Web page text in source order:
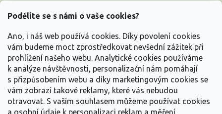
Podělíte se s námi o vaše cookies?
Ano, i náš web používá cookies. Díky povolení cookies
vám budeme moct zprostředkovat nevšední zážitek při
prohlížení našeho webu. Analytické cookies používáme
k analýze návštěvnosti, personalizační nám pomáhají
s přizpůsobením webu a díky marketingovým cookies se
vám zobrazí takové reklamy, které vás nebudou
otravovat. S vaším souhlasem můžeme používat cookies
a osobní údaje k personalizaci reklam a měření
Vše o nákupu
Informace pro Vás